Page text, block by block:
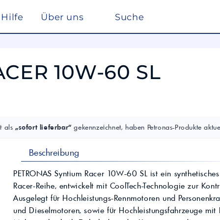
Hilfe Über uns Suche
Pflege, Reinigung und Optimierung
Industrieöle
Traktoröle
Motorrad
Hydrauliköle
Schmierfette
Spezialöle
Reinigung &
Wasseraufbereitung
Industriechemie
Futtermittel
Kosmetik
Entschwefelung
und Farbmittel für
Individuelle Lösungen
Liter
Glysantin
REFLEX Total
VW
10W-60 SL
als„sofort lieferbar“ gekennzeichnet, haben Petronas-Produkte
Beschreibung
PETRONAS Syntium Racer 10W-60 SL ist ein
Racer-Reihe, entwickelt mit CoolTech-Technologie zur
Ausgelegt für Hochleistungs-Rennmotoren und
und Dieselmotoren, sowie für Hochleistungsfahrzeuge mit